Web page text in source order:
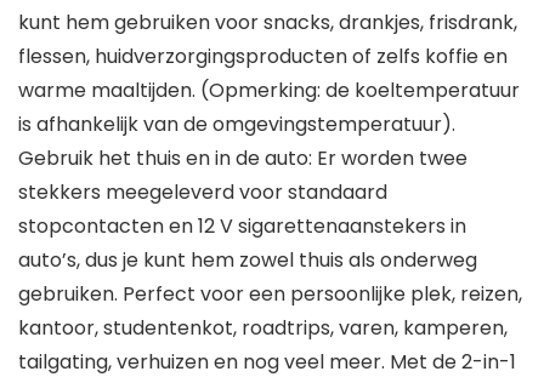
kunt hem gebruiken voor snacks, drankjes, frisdrank,
flessen, huidverzorgingsproducten of zelfs koffie en
warme maaltijden. (Opmerking: de koeltemperatuur
is afhankelijk van de omgevingstemperatuur).
Gebruik het thuis en in de auto: Er worden twee
stekkers meegeleverd voor standaard
stopcontacten en 12 V sigarettenaanstekers in
auto’s, dus je kunt hem zowel thuis als onderweg
gebruiken. Perfect voor een persoonlijke plek, reizen,
kantoor, studentenkot, roadtrips, varen, kamperen,
tailgating, verhuizen en nog veel meer. Met de 2-in-1